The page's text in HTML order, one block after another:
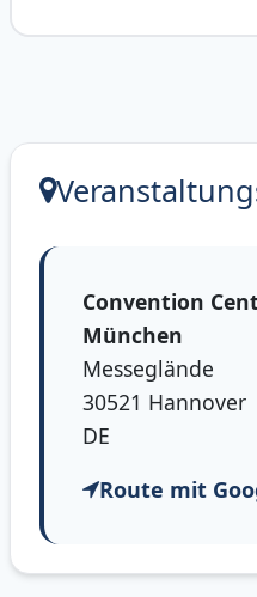
Convention
München
Messeglände
30521 Hannover
DE
Route mit